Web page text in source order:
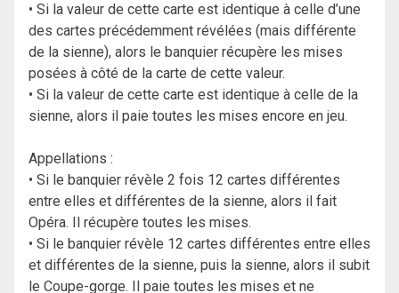
• Si la valeur de cette carte est identique à celle d’une
des cartes précédemment révélées (mais différente
de la sienne), alors le banquier récupère les mises
posées à côté de la carte de cette valeur.
• Si la valeur de cette carte est identique à celle de la
sienne, alors il paie toutes les mises encore en jeu.
Appellations :
• Si le banquier révèle 2 fois 12 cartes différentes
entre elles et différentes de la sienne, alors il fait
Opéra. Il récupère toutes les mises.
• Si le banquier révèle 12 cartes différentes entre elles
et différentes de la sienne, puis la sienne, alors il subit
le Coupe-gorge. Il paie toutes les mises et ne